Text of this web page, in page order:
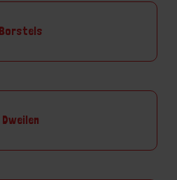
Borstels
Dweilen